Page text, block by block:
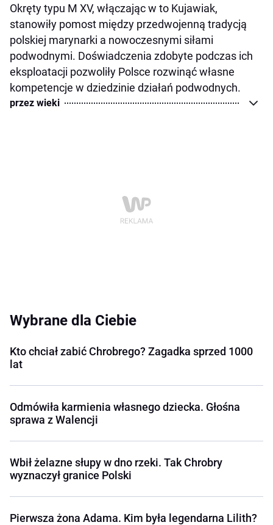
Okręty typu M XV, włączając w to Kujawiak,
stanowiły pomost między przedwojenną tradycją
polskiej marynarki a nowoczesnymi siłami
podwodnymi. Doświadczenia zdobyte podczas ich
eksploatacji pozwoliły Polsce rozwinąć własne
kompetencje w dziedzinie działań podwodnych.
przez wieki
Wybrane dla Ciebie
Kto chciał zabić Chrobrego? Zagadka sprzed 1000
lat
Odmówiła karmienia własnego dziecka. Głośna
sprawa z Walencji
Wbił żelazne słupy w dno rzeki. Tak Chrobry
wyznaczył granice Polski
Pierwsza żona Adama. Kim była legendarna Lilith?